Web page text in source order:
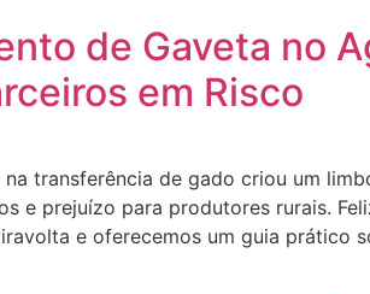
de Gaveta no
em Risco
transferência de gado criou um
e prejuízo para produtores rurais.
e oferecemos um guia